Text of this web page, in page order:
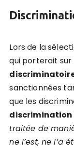
Lors de la
qui porterait sur
sanctionnées
que les
discrimination
traitée de
ne l’est, ne l’a